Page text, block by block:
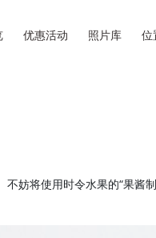
优惠活动 照片库 位
妨将使用时令水果的“果酱